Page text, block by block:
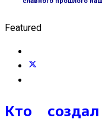
Featured
Кто